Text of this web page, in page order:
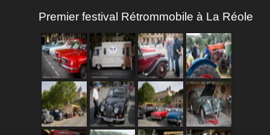
Premier festival Rétrommobile à La Réole